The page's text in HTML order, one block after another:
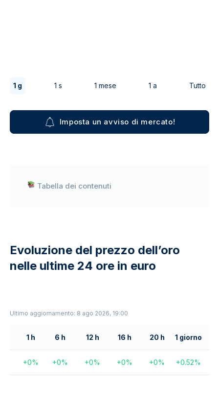
1 g 1 s 1 mese 1 a Tutto
Imposta un avviso di mercato!
Tabella dei contenuti
Evoluzione del prezzo dell’oro
nelle ultime 24 ore in euro
Ultimo aggiornamento: 8 ago 2026, 19:00
1 h 6 h 12 h 16 h 20 h 1 giorno
+0% +0% +0% +0% +0% +0.52%